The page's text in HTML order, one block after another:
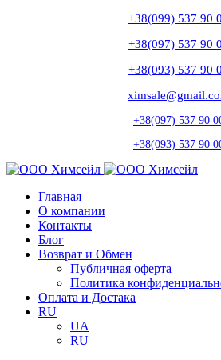
+38(099) 537 90
+38(097) 537 90
+38(093) 537 90
+38(097) 537 90
+38(093) 537 90
Главная
О компании
Контакты
Блог
Возврат и Обмен
Публичная оферта
Политика
Оплата и Достака
RU
UA
RU